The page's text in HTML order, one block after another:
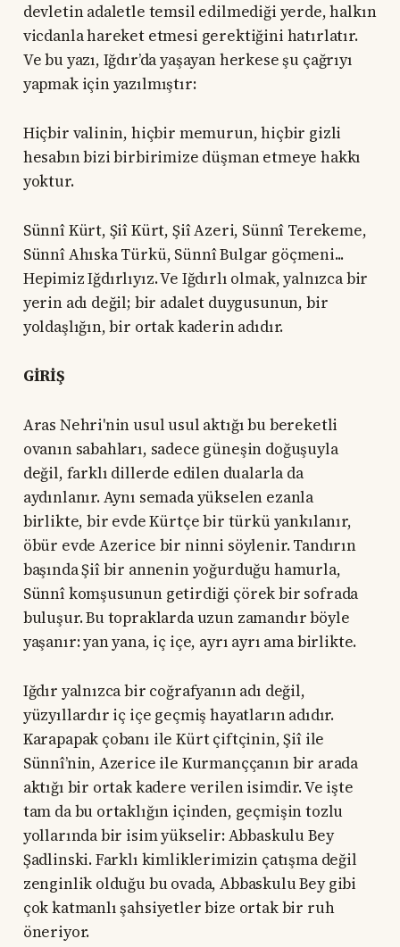
devletin adaletle temsil edilmediği yerde, halkın
vicdanla hareket etmesi gerektiğini hatırlatır.
Ve bu yazı, Iğdır’da yaşayan herkese şu çağrıyı
yapmak için yazılmıştır:
Hiçbir valinin, hiçbir memurun, hiçbir gizli
hesabın bizi birbirimize düşman etmeye hakkı
yoktur.
Sünnî Kürt, Şiî Kürt, Şiî Azeri, Sünnî Terekeme,
Sünnî Ahıska Türkü, Sünnî Bulgar göçmeni...
Hepimiz Iğdırlıyız. Ve Iğdırlı olmak, yalnızca bir
yerin adı değil; bir adalet duygusunun, bir
yoldaşlığın, bir ortak kaderin adıdır.
GİRİŞ
Aras Nehri'nin usul usul aktığı bu bereketli
ovanın sabahları, sadece güneşin doğuşuyla
değil, farklı dillerde edilen dualarla da
aydınlanır. Aynı semada yükselen ezanla
birlikte, bir evde Kürtçe bir türkü yankılanır,
öbür evde Azerice bir ninni söylenir. Tandırın
başında Şiî bir annenin yoğurduğu hamurla,
Sünnî komşusunun getirdiği çörek bir sofrada
buluşur. Bu topraklarda uzun zamandır böyle
yaşanır: yan yana, iç içe, ayrı ayrı ama birlikte.
Iğdır yalnızca bir coğrafyanın adı değil,
yüzyıllardır iç içe geçmiş hayatların adıdır.
Karapapak çobanı ile Kürt çiftçinin, Şiî ile
Sünnî’nin, Azerice ile Kurmanççanın bir arada
aktığı bir ortak kadere verilen isimdir. Ve işte
tam da bu ortaklığın içinden, geçmişin tozlu
yollarında bir isim yükselir: Abbaskulu Bey
Şadlinski. Farklı kimliklerimizin çatışma değil
zenginlik olduğu bu ovada, Abbaskulu Bey gibi
çok katmanlı şahsiyetler bize ortak bir ruh
öneriyor.